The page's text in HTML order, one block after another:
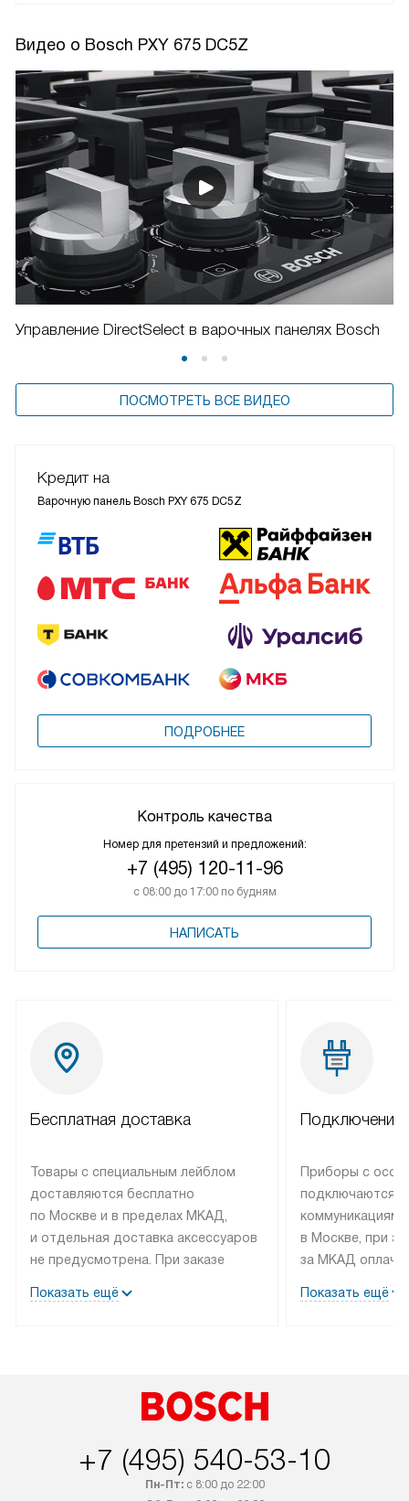
Видео о Bosch PXY 675 DC5Z
Управление DirectSelect в варочных панелях Bosch
ПОСМОТРЕТЬ ВСЕ ВИДЕО
Кредит на
Варочную панель Bosch PXY 675 DC5Z
ПОДРОБНЕЕ
Контроль качества
Номер для претензий и предложений:
+7 (495) 120-11-96
с 08:00 до 17:00 по будням
НАПИСАТЬ
Бесплатная доставка
Товары с специальным лейблом
доставляются бесплатно
по Москве и в пределах МКАД,
и отдельная доставка аксессуаров
не предусмотрена. При заказе
рекомендуем обсудить
быть отправлены покупателю
в течение трех дней. Если вам
обсудите возможность его
приобретения с менеджером сайта.
Показать ещё
Подключение
Приборы с
подключаются к
коммуникациям
в Москве, при
за МКАД
партнера
прайсу. Сервис
Показать ещё
+7 (495) 540-53-10
Пн-Пт:с 8:00 до 22:00